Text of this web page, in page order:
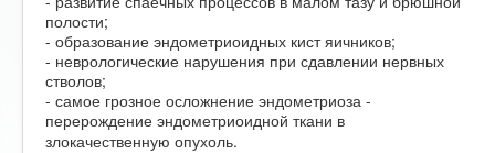
полости;
- образование эндометриоидных кист яичников;
- неврологические нарушения при сдавлении нервных
стволов;
- самое грозное осложнение эндометриоза -
перерождение эндометриоидной ткани в
злокачественную опухоль.